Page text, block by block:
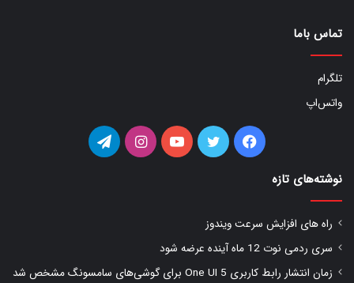
تماس باما
تلگرام
واتس‌اپ
فیس توییتر یوتیوب اینستاگرامتلگرام
نوشته‌های تازه
راه های افزایش سرعت ویندوز
سری ردمی نوت 12 ماه آینده عرضه شود
زمان انتشار رابط کاربری One UI 5 برای گوشی‌های سامسونگ مشخص شد